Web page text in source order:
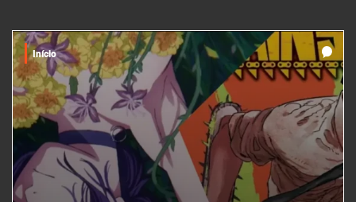
Início